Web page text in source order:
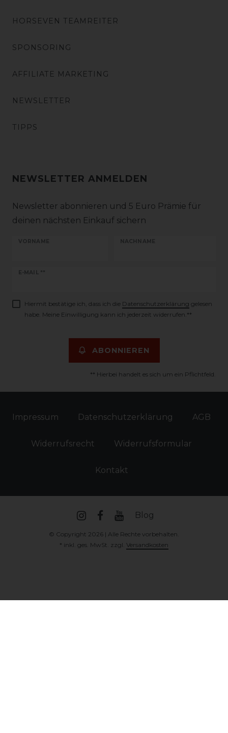
HORSEVEN TEAMREITER
SPONSORING
AFFILIATE MARKETING
NEWSLETTER
TIPPS
NEWSLETTER ANMELDEN
Newsletter abonnieren und 5 Euro Prämie für
deinen nächsten Einkauf sichern
VORNAME NACHNAME
E-MAIL **
Newsletter
Hiermit bestätige ich, dass ich die Daten­schutz­erklärung gelesen
habe. Meine Einwilligung kann ich jederzeit widerrufen.**
ABONNIEREN
** Hierbei handelt es sich um ein Pflichtfeld.
Impressum Daten­schutz­erklärung AGB
Widerrufs­recht Widerrufs­formular
Kontakt
Blog
© Copyright 2026 | Alle Rechte vorbehalten.
* inkl. ges. MwSt. zzgl. Versandkosten